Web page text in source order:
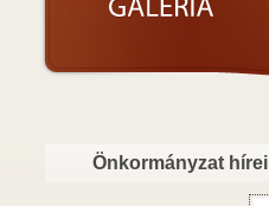
Önkormányzat hírei